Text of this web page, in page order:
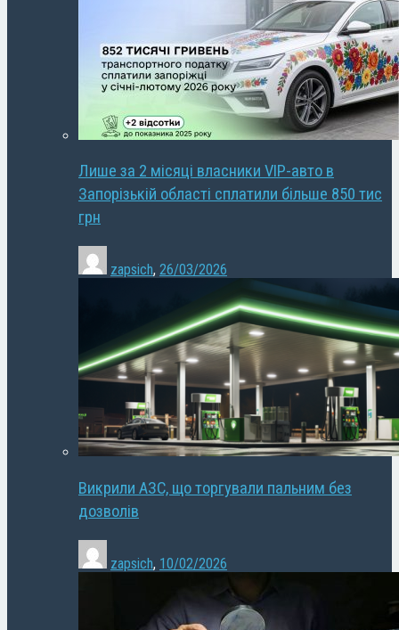
Лише за 2 місяці власники VIP-авто в
Запорізькій області сплатили більше 850 тис
грн
zapsich, 26/03/2026
Викрили АЗС, що торгували пальним без
дозволів
zapsich, 10/02/2026